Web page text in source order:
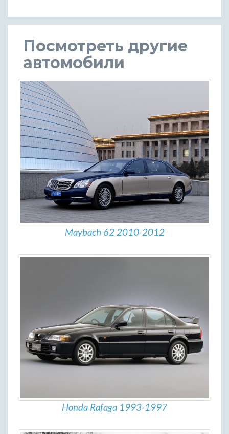
Посмотреть другие
автомобили
Maybach 62 2010-2012
Honda Rafaga 1993-1997